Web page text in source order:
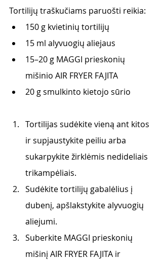
Tortilijų traškučiams paruošti reikia:
150 g kvietinių tortilijų
15 ml alyvuogių aliejaus
15–20 g MAGGI prieskonių
mišinio AIR FRYER FAJITA
20 g smulkinto kietojo sūrio
Tortilijas sudėkite vieną ant kitos
ir supjaustykite peiliu arba
sukarpykite žirklėmis nedideliais
trikampėliais.
Sudėkite tortilijų gabalėlius į
dubenį, apšlakstykite alyvuogių
aliejumi.
Suberkite MAGGI prieskonių
mišinį AIR FRYER FAJITA ir